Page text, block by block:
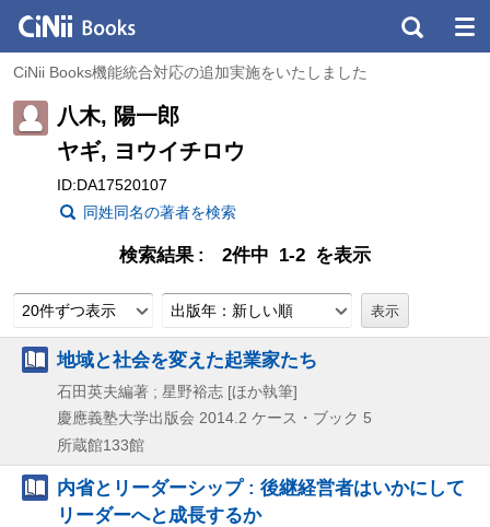
CiNii Books機能統合対応の追加実施をいたしました
八木, 陽一郎
ヤギ, ヨウイチロウ
ID:DA17520107
同姓同名の著者を検索
検索結果 2件中 1-2 を表示
20件ずつ表示 出版年：新しい順
地域と社会を変えた起業家たち
石田英夫編著 ; 星野裕志 [ほか執筆]
慶應義塾大学出版会 2014.2 ケース・ブック 5
所蔵館133館
内省とリーダーシップ : 後継経営者はいかにして
リーダーへと成長するか